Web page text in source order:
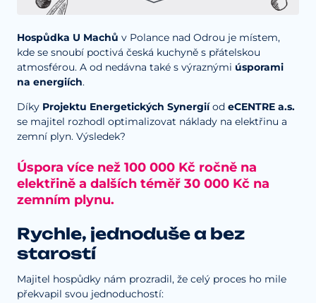
Hospůdka U Machů v Polance nad Odrou je místem,
kde se snoubí poctivá česká kuchyně s přátelskou
atmosférou. A od nedávna také s výraznými úsporami
na energiích.
Díky Projektu Energetických Synergiíod eCENTRE a.s.
se majitel rozhodl optimalizovat náklady na elektřinu a
zemní plyn. Výsledek?
Úspora více než 100 000 Kč ročně na
elektřině a dalších téměř 30 000 Kč na
zemním plynu.
Rychle, jednoduše a bez
starostí
Majitel hospůdky nám prozradil, že celý proces ho mile
překvapil svou jednoduchostí: